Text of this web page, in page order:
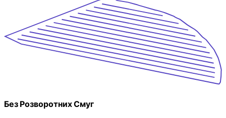
Без Розворотних Смуг